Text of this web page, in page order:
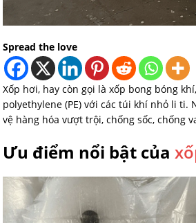
Spread the love
Xốp hơi, hay còn gọi là xốp bong bóng
polyethylene (PE) với các túi khí nhỏ li
vệ hàng hóa vượt trội, chống sốc, chống
Ưu điểm nổi bật của